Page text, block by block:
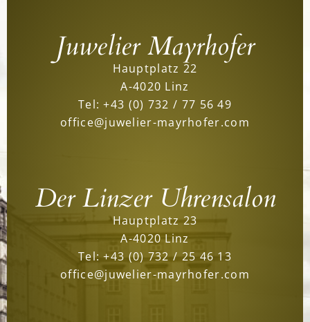
Juwelier Mayrhofer
Hauptplatz 22
A-4020 Linz
Tel:+43 (0) 732 / 77 56 49
office@juwelier-mayrhofer.com
Der Linzer Uhrensalon
Hauptplatz 23
A-4020 Linz
Tel:+43 (0) 732 / 25 46 13
office@juwelier-mayrhofer.com